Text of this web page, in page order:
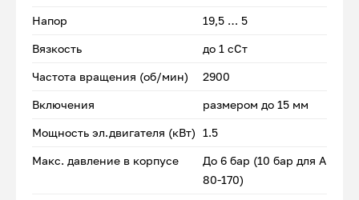
Напор 19,5 … 5
Вязкость до 1 сСт
Частота вращения (об/мин) 2900
Включения размером до 15 мм
Мощность эл.двигателя (кВт) 1.5
Макс. давление в корпусе
До 6 бар (10 бар для А
80-170)